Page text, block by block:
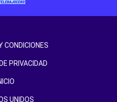
CONDICIONES
PRIVACIDAD
UNIDOS